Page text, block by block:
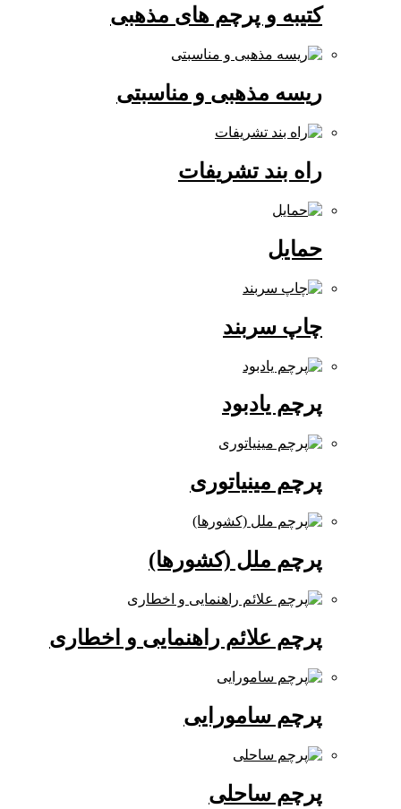
کتیبه و پرچم های مذهبی
ریسه مذهبی و مناسبتی
راه بند تشریفات
چاپ سربند
پرچم یادبود
پرچم مینیاتوری
پرچم ملل (کشورها)
پرچم علائم راهنمایی و اخطاری
پرچم سامورایی
پرچم ساحلی